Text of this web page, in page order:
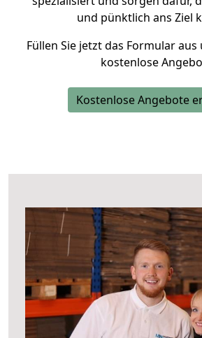
und pünktlich ans Ziel
Füllen Sie jetzt das Formular
kostenlose
Kostenlose Angebote